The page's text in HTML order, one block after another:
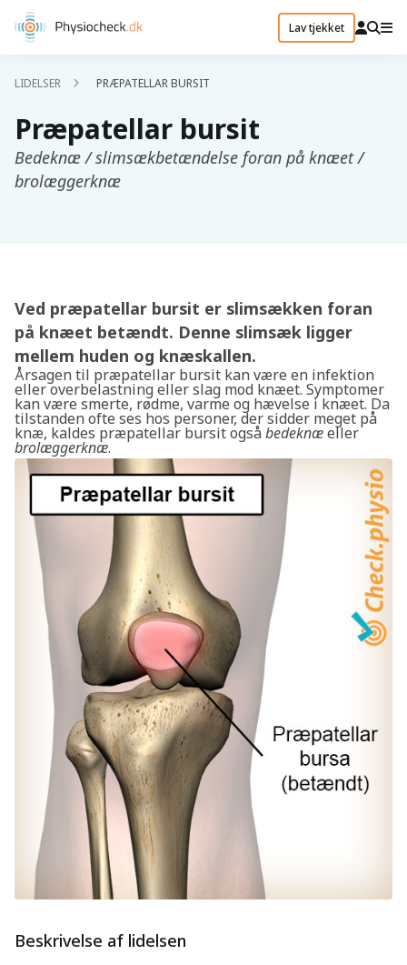
Lav tjekket
LIDELSER PRÆPATELLAR BURSIT
Præpatellar bursit
Bedeknæ / slimsækbetændelse foran på knæet /
brolæggerknæ
Ved præpatellar bursit er slimsækken foran
på knæet betændt. Denne slimsæk ligger
mellem huden og knæskallen.
Årsagen til præpatellar bursit kan være en infektion
eller overbelastning eller slag mod knæet. Symptomer
kan være smerte, rødme, varme og hævelse i knæet. Da
tilstanden ofte ses hos personer, der sidder meget på
knæ, kaldes præpatellar bursit også bedeknæeller
brolæggerknæ.
Beskrivelse af lidelsen